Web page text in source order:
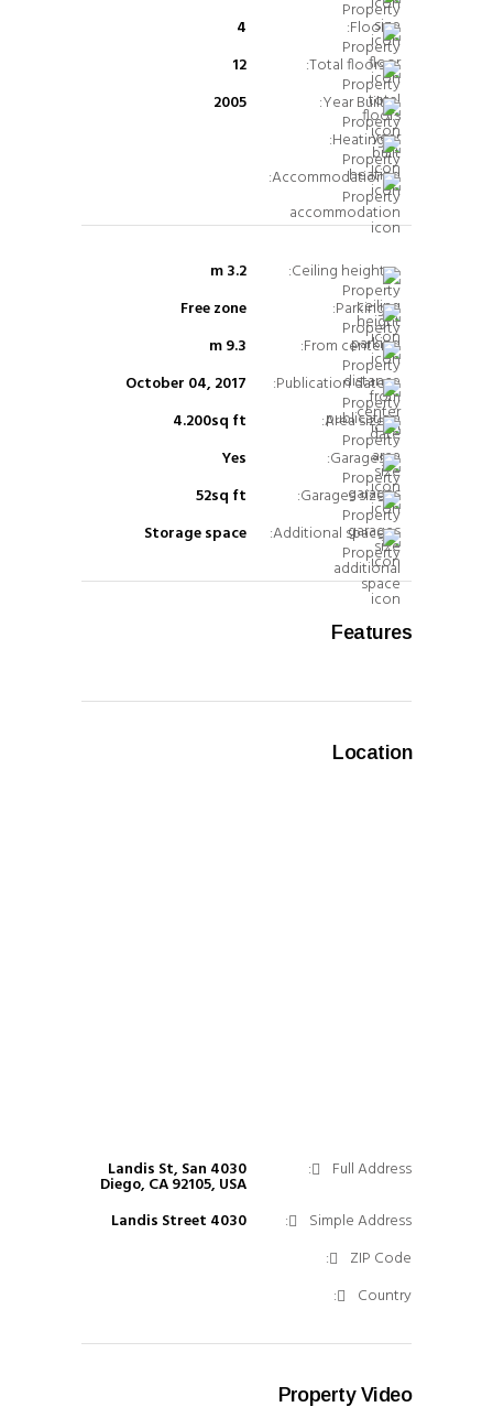
Floor:
4
Total floors:
12
Year Built:
2005
Heating:
Accommodation:
Ceiling height:
3.2 m
Parking:
Free zone
From center:
9.3 m
Publication date:
October 04, 2017
Area size:
4.200sq ft
Garages:
Yes
Garages size:
52sq ft
Additional space:
Storage space
Features
Location
Full Address:
4030 Landis St, San
Diego, CA 92105, USA
Simple Address:
4030 Landis Street
ZIP Code:
Country:
Property Video